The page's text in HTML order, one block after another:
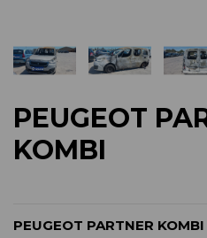
PEUGEOT
KOMBI
PEUGEOT PARTNER KOMBI